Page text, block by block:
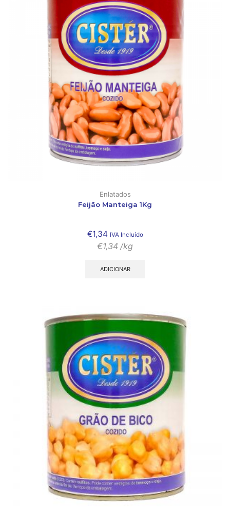
Enlatados
Feijão Manteiga 1Kg
€1,34 IVA Incluído
€1,34 /kg
ADICIONAR